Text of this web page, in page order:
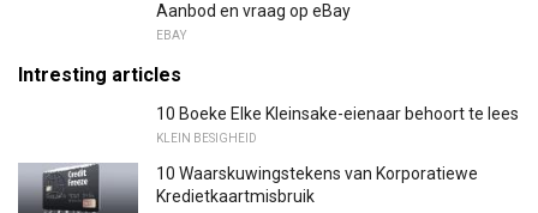
Aanbod en vraag op eBay
EBAY
Intresting articles
10 Boeke Elke Kleinsake-eienaar behoort te lees
KLEIN BESIGHEID
10 Waarskuwingstekens van Korporatiewe
Kredietkaartmisbruik